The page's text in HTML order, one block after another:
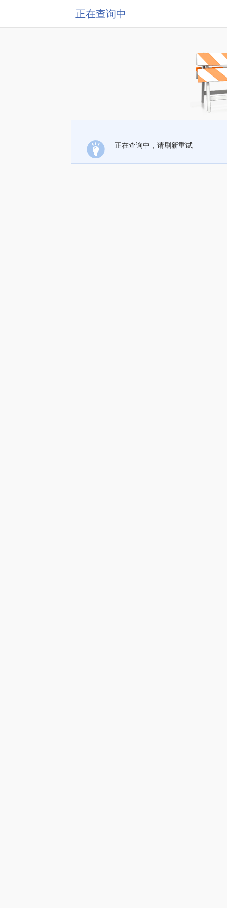
正在查询中
正在查询中，请刷新重试